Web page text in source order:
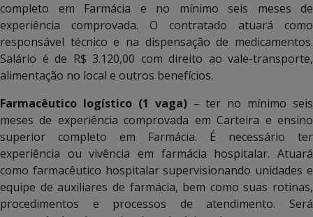
completo em Farmácia e no mínimo seis meses de
experiência comprovada. O contratado atuará como
responsável técnico e na dispensação de medicamentos.
Salário é de R$ 3.120,00 com direito ao vale-transporte,
alimentação no local e outros benefícios.
Farmacêutico logístico (1 vaga)– ter no mínimo seis
meses de experiência comprovada em Carteira e ensino
superior completo em Farmácia. É necessário ter
experiência ou vivência em farmácia hospitalar. Atuará
como farmacêutico hospitalar supervisionando unidades e
equipe de auxiliares de farmácia, bem como suas rotinas,
procedimentos e processos de atendimento. Será